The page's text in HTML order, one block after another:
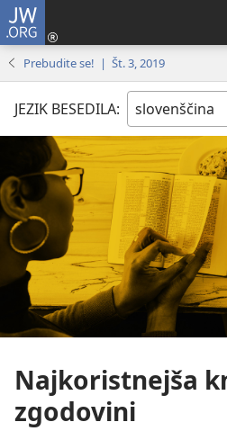
JW.ORG
Prebudite se! | Št. 3, 2019
JEZIK BESEDILA:
Najkoristnejša
zgodovini